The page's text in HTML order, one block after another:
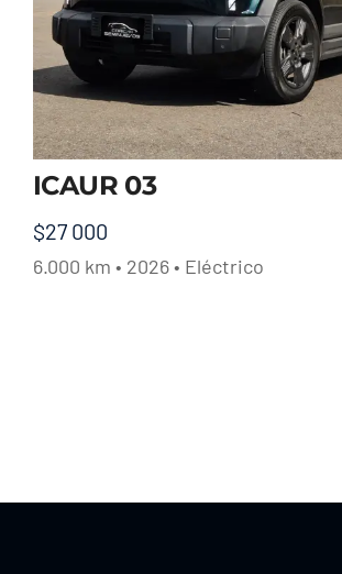
ICAUR 03
$27 000
6.000 km • 2026 • Eléctrico